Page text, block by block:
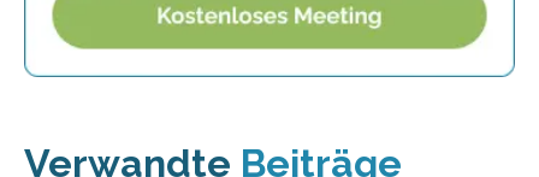
Verwandte Beiträge